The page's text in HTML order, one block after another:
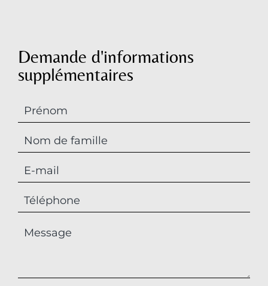
Demande d'informations
supplémentaires